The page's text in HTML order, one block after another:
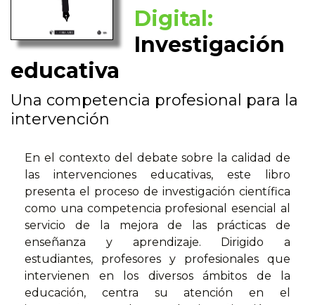
Digital:
Investigación
educativa
Una competencia profesional para la
intervención
En el contexto del debate sobre la calidad de
las intervenciones educativas, este libro
presenta el proceso de investigación científica
como una competencia profesional esencial al
servicio de la mejora de las prácticas de
enseñanza y aprendizaje. Dirigido a
estudiantes, profesores y profesionales que
intervienen en los diversos ámbitos de la
educación, centra su atención en el